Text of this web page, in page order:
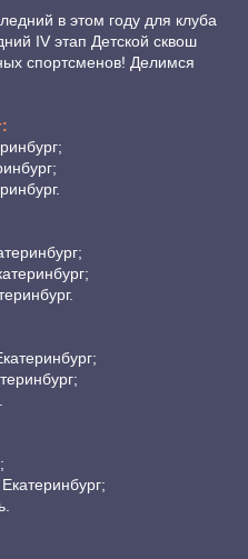
в этом году для клуба
IV этап Детской сквош
спортсменов! Делимся